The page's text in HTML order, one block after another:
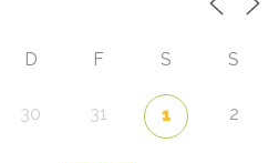
D F S S
30 31 1 2